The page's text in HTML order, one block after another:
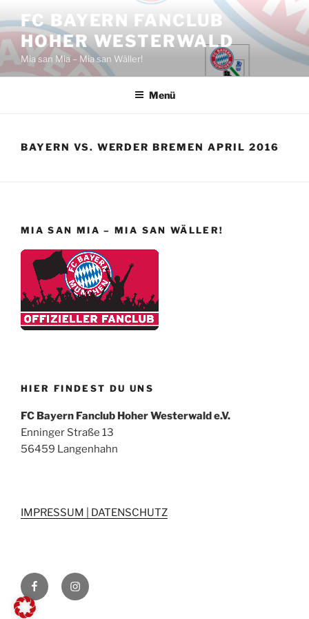
Inhalt
springen
FC BAYERN FANCLUB
HOHER WESTERWALD
Mia san Mia – Mia san Wäller!
Menü
BAYERN VS. WERDER BREMEN APRIL 2016
MIA SAN MIA – MIA SAN WÄLLER!
HIER FINDEST DU UNS
FC Bayern Fanclub Hoher Westerwald e.V.
Enninger Straße 13
56459 Langenhahn
IMPRESSUM | DATENSCHUTZ
Wir
auf
Facebook
Wir
auf